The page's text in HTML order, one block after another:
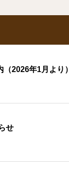
2026年1月より）
せ